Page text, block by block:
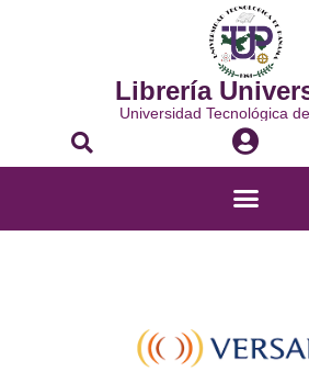
Librería
Universidad Tecnológica
Buscar
Menú